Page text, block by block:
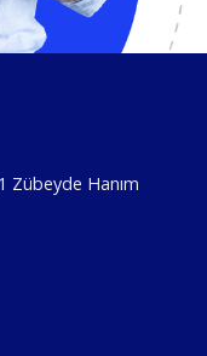
Zübeyde Hanım